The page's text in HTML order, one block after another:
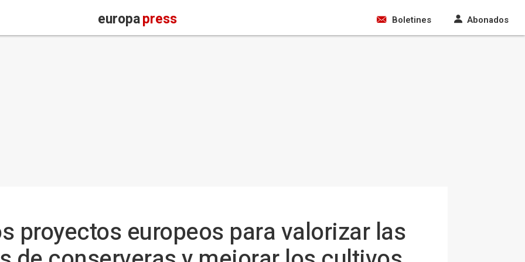
europapress Boletines Abonados
proyectos europeos para valorizar las